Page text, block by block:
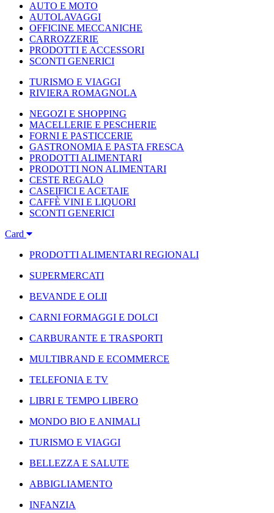
AUTO E MOTO
AUTOLAVAGGI
OFFICINE MECCANICHE
CARROZZERIE
PRODOTTI E ACCESSORI
SCONTI GENERICI
TURISMO E VIAGGI
RIVIERA ROMAGNOLA
NEGOZI E SHOPPING
MACELLERIE E PESCHERIE
FORNI E PASTICCERIE
GASTRONOMIA E PASTA FRESCA
PRODOTTI ALIMENTARI
PRODOTTI NON ALIMENTARI
CESTE REGALO
CASEIFICI E ACETAIE
CAFFÈ VINI E LIQUORI
SCONTI GENERICI
Card
PRODOTTI ALIMENTARI REGIONALI
SUPERMERCATI
BEVANDE E OLII
CARNI FORMAGGI E DOLCI
CARBURANTE E TRASPORTI
MULTIBRAND E ECOMMERCE
TELEFONIA E TV
LIBRI E TEMPO LIBERO
MONDO BIO E ANIMALI
TURISMO E VIAGGI
BELLEZZA E SALUTE
ABBIGLIAMENTO
INFANZIA